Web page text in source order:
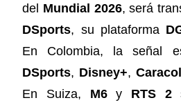
del Mundial 2026, será
DSports, su plataforma
En Colombia, la señal
DSports, Disney+,
En Suiza, M6y RTS 2